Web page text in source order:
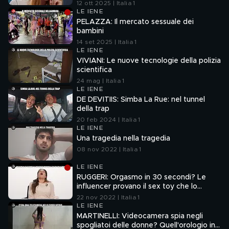
12 ott 2025 | Italia 1
LE IENE
PELAZZA: Il mercato sessuale dei
bambini
14 set 2025 | Italia 1
LE IENE
VIVIANI: Le nuove tecnologie della polizia
scientifica
24 mag | Italia 1
LE IENE
DE DEVITIIS: Simba La Rue: nel tunnel
della trap
20 feb 2024 | Italia 1
LE IENE
Una tragedia nella tragedia
08 nov 2022 | Italia 1
LE IENE
RUGGERI: Orgasmo in 30 secondi? Le
influencer provano il sex toy che lo
promette
22 nov 2022 | Italia 1
LE IENE
MARTINELLI: Videocamera spia negli
spogliatoi delle donne? Quell'orologio in